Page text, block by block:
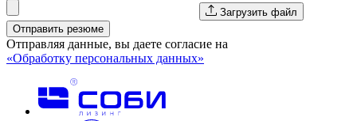
Загрузить файл
Отправить резюме
Отправляя данные, вы даете согласие на
«Обработку персональных данных»